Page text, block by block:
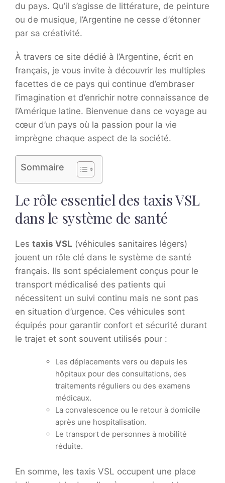
du pays. Qu’il s’agisse de littérature, de peinture
ou de musique, l’Argentine ne cesse d’étonner
par sa créativité.
À travers ce site dédié à l’Argentine, écrit en
français, je vous invite à découvrir les multiples
facettes de ce pays qui continue d’embraser
l’imagination et d’enrichir notre connaissance de
l’Amérique latine. Bienvenue dans ce voyage au
cœur d’un pays où la passion pour la vie
imprègne chaque aspect de la société.
Sommaire
Le rôle essentiel des taxis VSL
dans le système de santé
Les taxis VSL (véhicules sanitaires légers)
jouent un rôle clé dans le système de santé
français. Ils sont spécialement conçus pour le
transport médicalisé des patients qui
nécessitent un suivi continu mais ne sont pas
en situation d’urgence. Ces véhicules sont
équipés pour garantir confort et sécurité durant
le trajet et sont souvent utilisés pour :
Les déplacements vers ou depuis les
hôpitaux pour des consultations, des
traitements réguliers ou des examens
médicaux.
La convalescence ou le retour à domicile
après une hospitalisation.
Le transport de personnes à mobilité
réduite.
En somme, les taxis VSL occupent une place